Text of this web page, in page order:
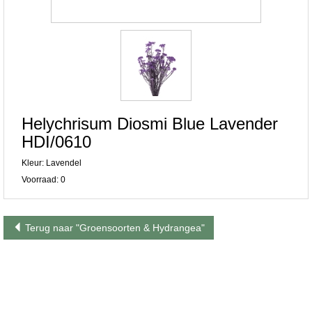
Helychrisum Diosmi Blue Lavender
HDI/0610
Kleur: Lavendel
Voorraad: 0
Terug naar "Groensoorten & Hydrangea"